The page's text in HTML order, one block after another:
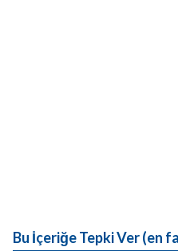
Bu İçeriğe Tepki Ver (en